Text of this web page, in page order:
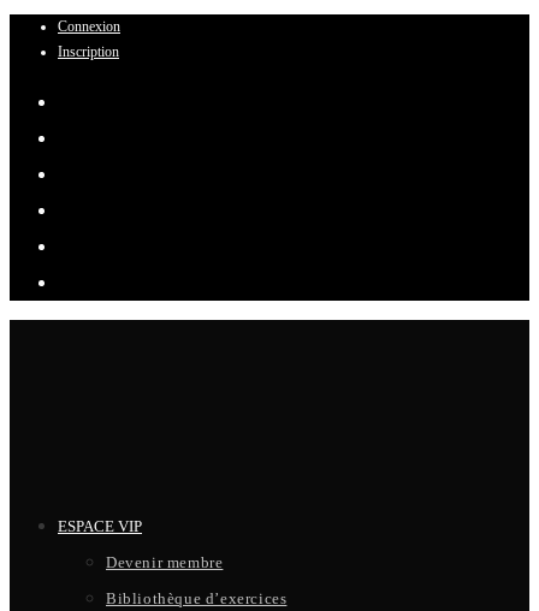
Skip
content
Connexion
Inscription
ESPACE VIP
Devenir membre
Bibliothèque d’exercices